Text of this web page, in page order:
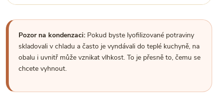
Pozor na kondenzaci: Pokud byste lyofilizované potraviny
skladovali v chladu a často je vyndávali do teplé kuchyně, na
obalu i uvnitř může vznikat vlhkost. To je přesně to, čemu se
chcete vyhnout.